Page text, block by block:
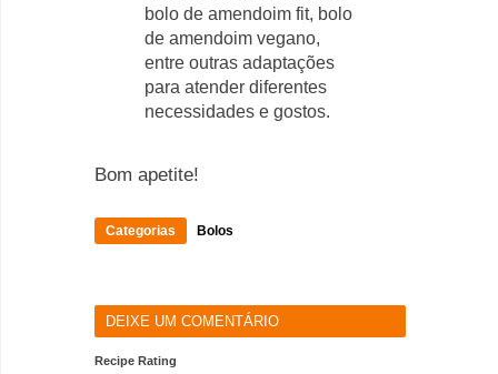
bolo de amendoim fit, bolo
de amendoim vegano,
entre outras adaptações
para atender diferentes
necessidades e gostos.
Bom apetite!
Categorias Bolos
DEIXE UM COMENTÁRIO
Recipe Rating